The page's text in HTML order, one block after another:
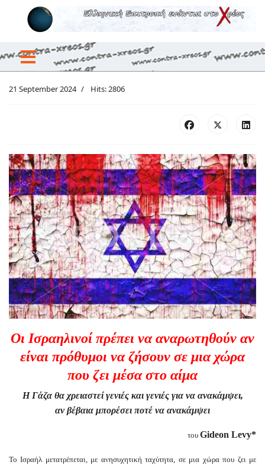
21 September 2024 Hits: 2806
Οι Ισραηλινοί πρέπει να αναρωτηθούν αν
είναι πρόθυμοι να ζήσουν σε μια χώρα
που ζει μέσα στο αίμα
Η Γάζα θα χρειαστεί γενιές και γενιές για να ανακάμψει,
αν βέβαια μπορέσει ποτέ να ανακάμψει
του Gideon Levy*
Το Ισραήλ μετατρέπεται, με ανησυχητική ταχύτητα, σε μια χώρα που ζει με